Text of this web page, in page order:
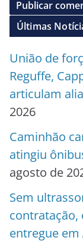
Últimas
União de
Reguffe,
articulam
2026
Caminhão
atingiu
agosto de
Sem
contratação,
entregue em